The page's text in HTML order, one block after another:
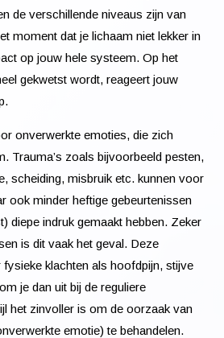
de verschillende niveaus zijn van
moment dat je lichaam niet lekker in
op jouw hele systeem. Op het
gekwetst wordt, reageert jouw
onverwerkte emoties, die zich
Trauma’s zoals bijvoorbeeld pesten,
scheiding, misbruik etc. kunnen voor
ook minder heftige gebeurtenissen
diepe indruk gemaakt hebben. Zeker
is dit vaak het geval. Deze
klachten als hoofdpijn, stijve
je dan uit bij de reguliere
het zinvoller is om de oorzaak van
emotie) te behandelen.